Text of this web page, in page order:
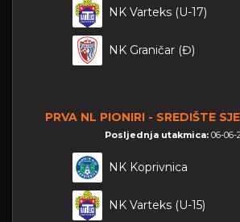
NK Varteks (U-17)
NK Graničar (Đ)
PRVA NL PIONIRI - SREDIŠTE
Posljednja utakmica: 06-06-
NK Koprivnica
NK Varteks (U-15)